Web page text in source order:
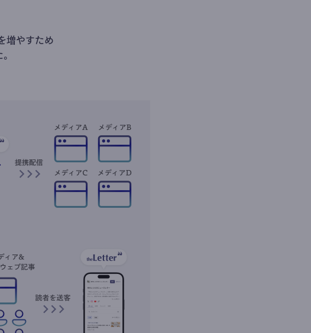
増やすため